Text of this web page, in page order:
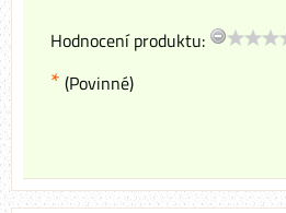
Hodnocení produktu:
* (Povinné)